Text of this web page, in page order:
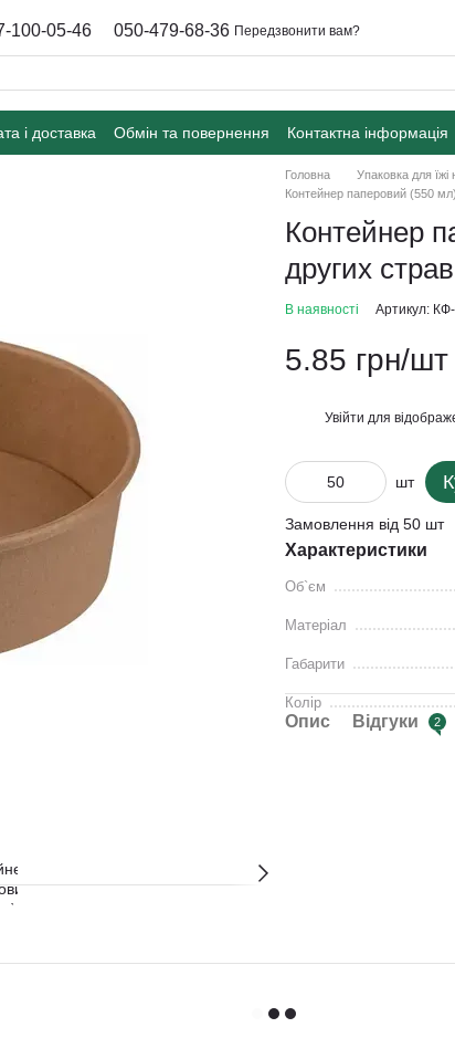
100-05-46 050-479-68-36 Передзвонити вам?
і доставка Обмін та повернення Контактна інформація
Головна Упаковка для їжі
Контейнер паперовий (550
Контейнер
других
В наявності Артикул:
5.85 грн/шт
Увійти для
шт
Замовлення від 50 шт
Характеристики
Об`єм
Матеріал
Габарити
Колір
Опис Відгуки 2